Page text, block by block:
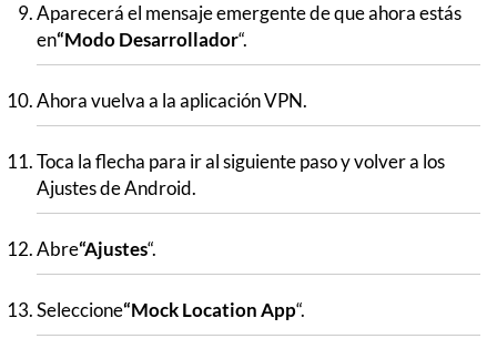
Aparecerá el mensaje emergente de que ahora estás
en“Modo Desarrollador“.
Ahora vuelva a la aplicación VPN.
Toca la flecha para ir al siguiente paso y volver a los
Ajustes de Android.
Abre“Ajustes“.
Seleccione“Mock Location App“.